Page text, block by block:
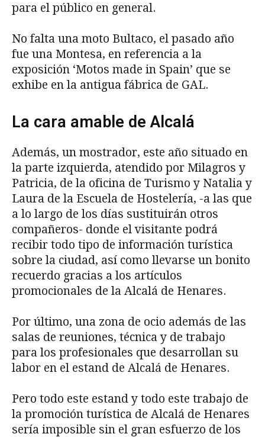
para el público en general.
No falta una moto Bultaco, el pasado año
fue una Montesa, en referencia a la
exposición ‘Motos made in Spain’ que se
exhibe en la antigua fábrica de GAL.
La cara amable de Alcalá
Además, un mostrador, este año situado en
la parte izquierda, atendido por Milagros y
Patricia, de la oficina de Turismo y Natalia y
Laura de la Escuela de Hostelería, -a las que
a lo largo de los días sustituirán otros
compañeros- donde el visitante podrá
recibir todo tipo de información turística
sobre la ciudad, así como llevarse un bonito
recuerdo gracias a los artículos
promocionales de la Alcalá de Henares.
Por último, una zona de ocio además de las
salas de reuniones, técnica y de trabajo
para los profesionales que desarrollan su
labor en el estand de Alcalá de Henares.
Pero todo este estand y todo este trabajo de
la promoción turística de Alcalá de Henares
sería imposible sin el gran esfuerzo de los